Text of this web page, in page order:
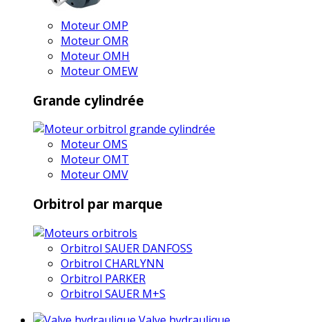
Moteur OMP
Moteur OMR
Moteur OMH
Moteur OMEW
Grande cylindrée
Moteur OMS
Moteur OMT
Moteur OMV
Orbitrol par marque
Orbitrol SAUER DANFOSS
Orbitrol CHARLYNN
Orbitrol PARKER
Orbitrol SAUER M+S